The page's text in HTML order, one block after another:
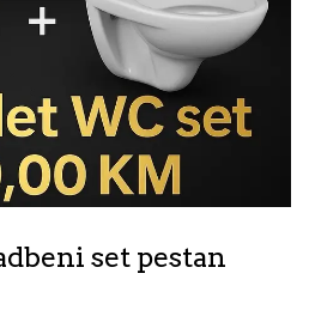
set pestan